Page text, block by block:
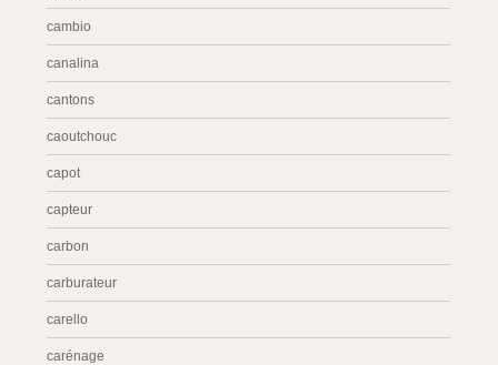
cambio
canalina
cantons
caoutchouc
capot
capteur
carbon
carburateur
carello
carénage